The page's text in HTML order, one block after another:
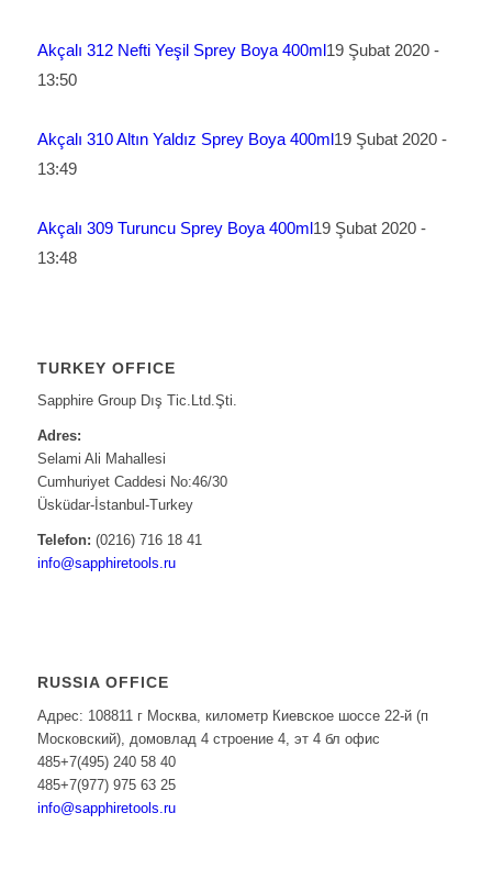
Akçalı 312 Nefti Yeşil Sprey Boya 400ml19 Şubat 2020 -
13:50
Akçalı 310 Altın Yaldız Sprey Boya 400ml19 Şubat 2020 -
13:49
Akçalı 309 Turuncu Sprey Boya 400ml19 Şubat 2020 -
13:48
TURKEY OFFICE
Sapphire Group Dış Tic.Ltd.Şti.
Adres:
Selami Ali Mahallesi
Cumhuriyet Caddesi No:46/30
Üsküdar-İstanbul-Turkey
Telefon: (0216) 716 18 41
info@sapphiretools.ru
RUSSIA OFFICE
Адрес: 108811 г Москва, километр Киевское шоссе 22-й (п
Московский), домовлад 4 строение 4, эт 4 бл офис
485+7(495) 240 58 40
485+7(977) 975 63 25
info@sapphiretools.ru